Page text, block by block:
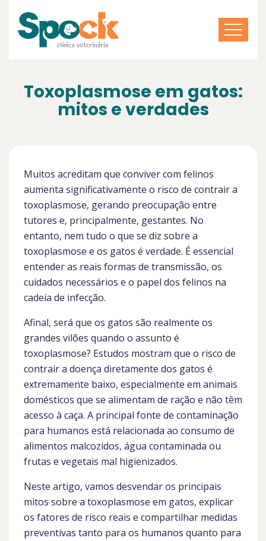
Toxoplasmose em gatos:
mitos e verdades
Muitos acreditam que conviver com felinos
aumenta significativamente o risco de contrair a
toxoplasmose, gerando preocupação entre
tutores e, principalmente, gestantes. No
entanto, nem tudo o que se diz sobre a
toxoplasmose e os gatos é verdade. É essencial
entender as reais formas de transmissão, os
cuidados necessários e o papel dos felinos na
cadeia de infecção.
Afinal, será que os gatos são realmente os
grandes vilões quando o assunto é
toxoplasmose? Estudos mostram que o risco de
contrair a doença diretamente dos gatos é
extremamente baixo, especialmente em animais
domésticos que se alimentam de ração e não têm
acesso à caça. A principal fonte de contaminação
para humanos está relacionada ao consumo de
alimentos malcozidos, água contaminada ou
frutas e vegetais mal higienizados.
Neste artigo, vamos desvendar os principais
mitos sobre a toxoplasmose em gatos, explicar
os fatores de risco reais e compartilhar medidas
preventivas tanto para os humanos quanto para